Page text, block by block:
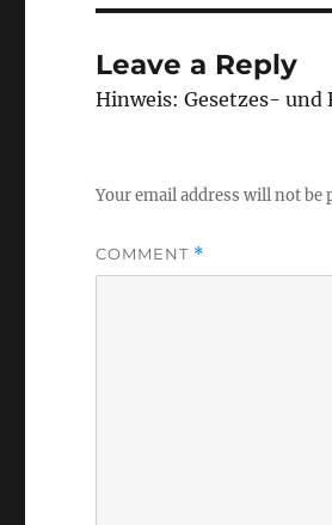
Leave a Reply
Hinweis: Gesetzes-
Your email address will not be
COMMENT *